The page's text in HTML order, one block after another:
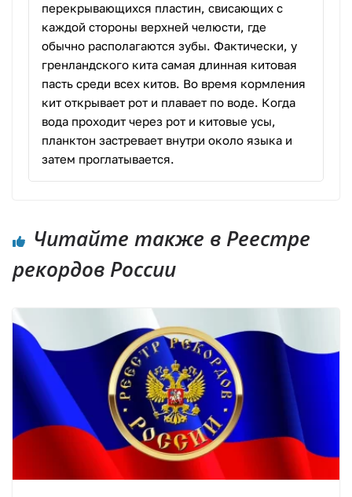
перекрывающихся пластин, свисающих с
каждой стороны верхней челюсти, где
обычно располагаются зубы. Фактически, у
гренландского кита самая длинная китовая
пасть среди всех китов. Во время кормления
кит открывает рот и плавает по воде. Когда
вода проходит через рот и китовые усы,
планктон застревает внутри около языка и
затем проглатывается.
Читайте также в Реестре
рекордов России